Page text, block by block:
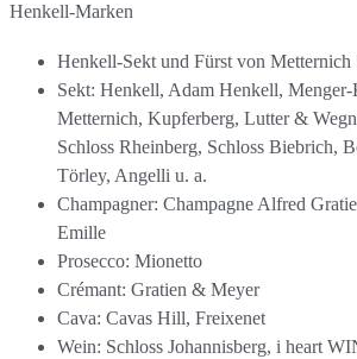
Henkell-Marken
Henkell-Sekt und Fürst von Metternich
Sekt: Henkell, Adam Henkell,
Metternich, Kupferberg, Lutter &
Schloss Rheinberg, Schloss Biebrich,
Törley, Angelli u. a.
Champagner: Champagne Alfred
Emille
Prosecco: Mionetto
Crémant: Gratien & Meyer
Cava: Cavas Hill, Freixenet
Wein: Schloss Johannisberg, i heart